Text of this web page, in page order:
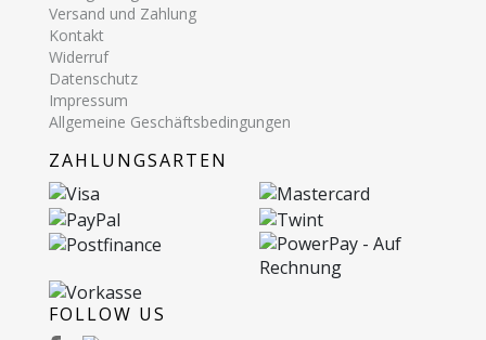
Versand und Zahlung
Kontakt
Widerruf
Datenschutz
Impressum
Allgemeine Geschäftsbedingungen
ZAHLUNGSARTEN
FOLLOW US